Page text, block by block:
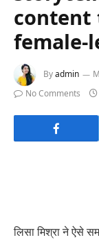
content
female-
Byadmin
No Comments
लिसा मिश्रा ने ऐसे